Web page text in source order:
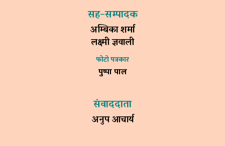
सह–सम्पादक
अम्बिका शर्मा
लक्ष्मी ज्ञवाली
फोटो पत्रकार
पुष्पा पाल
संवाददाता
अनुप आचार्य